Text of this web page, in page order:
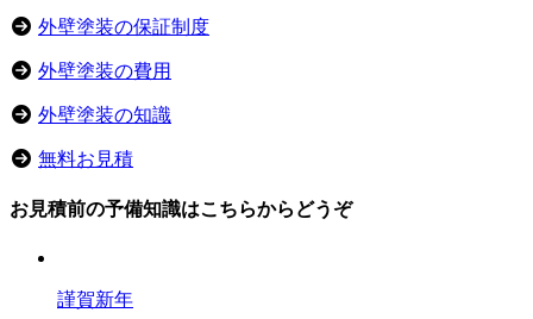
外壁塗装の保証制度
外壁塗装の費用
外壁塗装の知識
無料お見積
お見積前の予備知識はこちらからどうぞ
謹賀新年